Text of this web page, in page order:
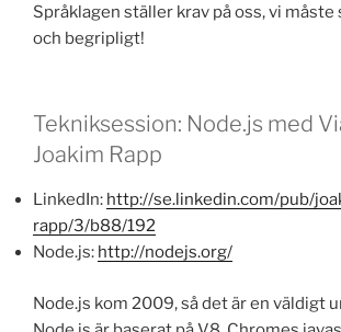
Språklagen ställer krav på oss, vi
och begripligt!
Tekniksession: Node.js med
Joakim Rapp
LinkedIn: http://se.linkedin.com/pub/
rapp/3/b88/192
Node.js: http://nodejs.org/
Node.js kom 2009, så det är en väldigt